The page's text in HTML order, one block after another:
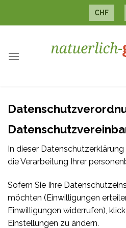
CHF
In dieser
die Verarbeitung Ihrer
Sofern Sie Ihre
möchten (Einwilligungen
Einwilligungen widerrufen),
Einstellungen zu ändern.